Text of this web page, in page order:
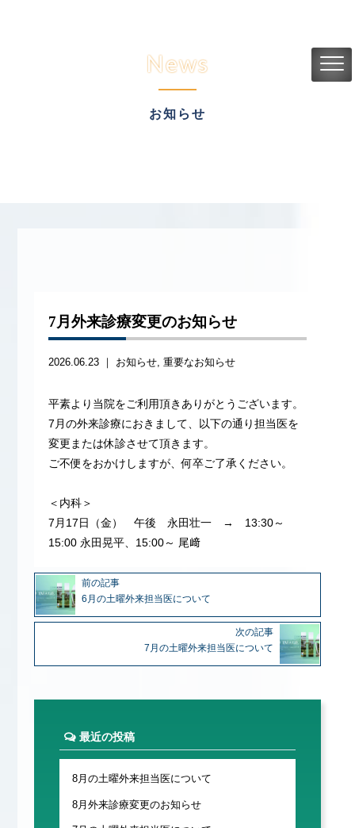
News
お知らせ
7月外来診療変更のお知らせ
2026.06.23 ｜ お知らせ 重要なお知らせ
平素より当院をご利用頂きありがとうございます。
7月の外来診療におきまして、以下の通り担当医を
変更または休診させて頂きます。
ご不便をおかけしますが、何卒ご了承ください。
＜内科＞
7月17日（金） 午後 永田壮一 → 13:30～
15:00 永田晃平、15:00～ 尾﨑
前の記事
6月の土曜外来担当医について
次の記事
7月の土曜外来担当医について
最近の投稿
8月の土曜外来担当医について
8月外来診療変更のお知らせ